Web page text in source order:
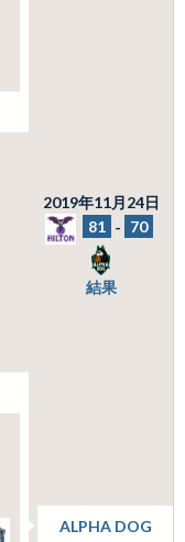
2019年11月24日
81 - 70
結果
ALPHA DOG